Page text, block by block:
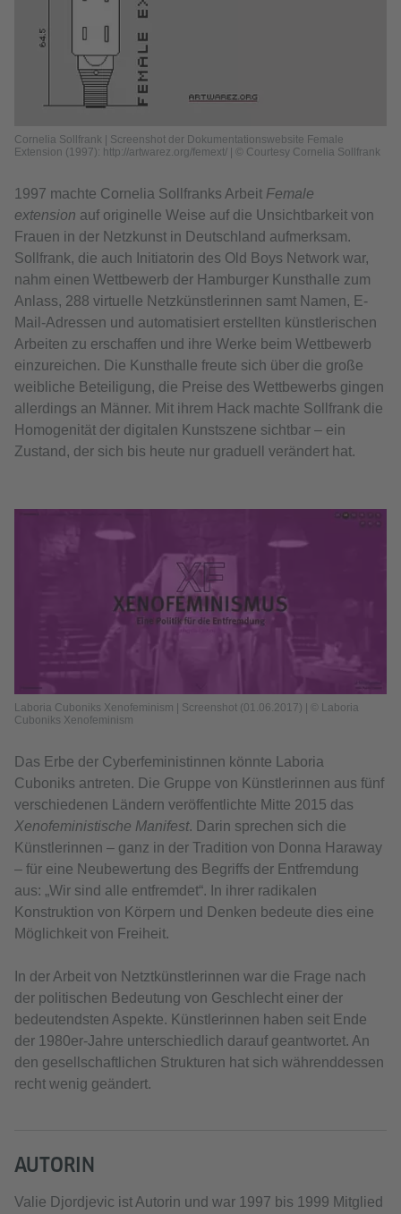
Cornelia Sollfrank | Screenshot der Dokumentationswebsite Female
Extension (1997): http://artwarez.org/femext/ | © Courtesy Cornelia Sollfrank
1997 machte Cornelia Sollfranks Arbeit Female
extension auf originelle Weise auf die Unsichtbarkeit von
Frauen in der Netzkunst in Deutschland aufmerksam.
Sollfrank, die auch Initiatorin des Old Boys Network war,
nahm einen Wettbewerb der Hamburger Kunsthalle zum
Anlass, 288 virtuelle Netzkünstlerinnen samt Namen, E-
Mail-Adressen und automatisiert erstellten künstlerischen
Arbeiten zu erschaffen und ihre Werke beim Wettbewerb
einzureichen. Die Kunsthalle freute sich über die große
weibliche Beteiligung, die Preise des Wettbewerbs gingen
allerdings an Männer. Mit ihrem Hack machte Sollfrank die
Homogenität der digitalen Kunstszene sichtbar – ein
Zustand, der sich bis heute nur graduell verändert hat.
Laboria Cuboniks Xenofeminism | Screenshot (01.06.2017) | © Laboria
Cuboniks Xenofeminism
Das Erbe der Cyberfeministinnen könnte Laboria
Cuboniks antreten. Die Gruppe von Künstlerinnen aus fünf
verschiedenen Ländern veröffentlichte Mitte 2015 das
Xenofeministische Manifest. Darin sprechen sich die
Künstlerinnen – ganz in der Tradition von Donna Haraway
– für eine Neubewertung des Begriffs der Entfremdung
aus: „Wir sind alle entfremdet“. In ihrer radikalen
Konstruktion von Körpern und Denken bedeute dies eine
Möglichkeit von Freiheit.
In der Arbeit von Netztkünstlerinnen war die Frage nach
der politischen Bedeutung von Geschlecht einer der
bedeutendsten Aspekte. Künstlerinnen haben seit Ende
der 1980er-Jahre unterschiedlich darauf geantwortet. An
den gesellschaftlichen Strukturen hat sich währenddessen
recht wenig geändert.
AUTORIN
Valie Djordjevic ist Autorin und war 1997 bis 1999 Mitglied